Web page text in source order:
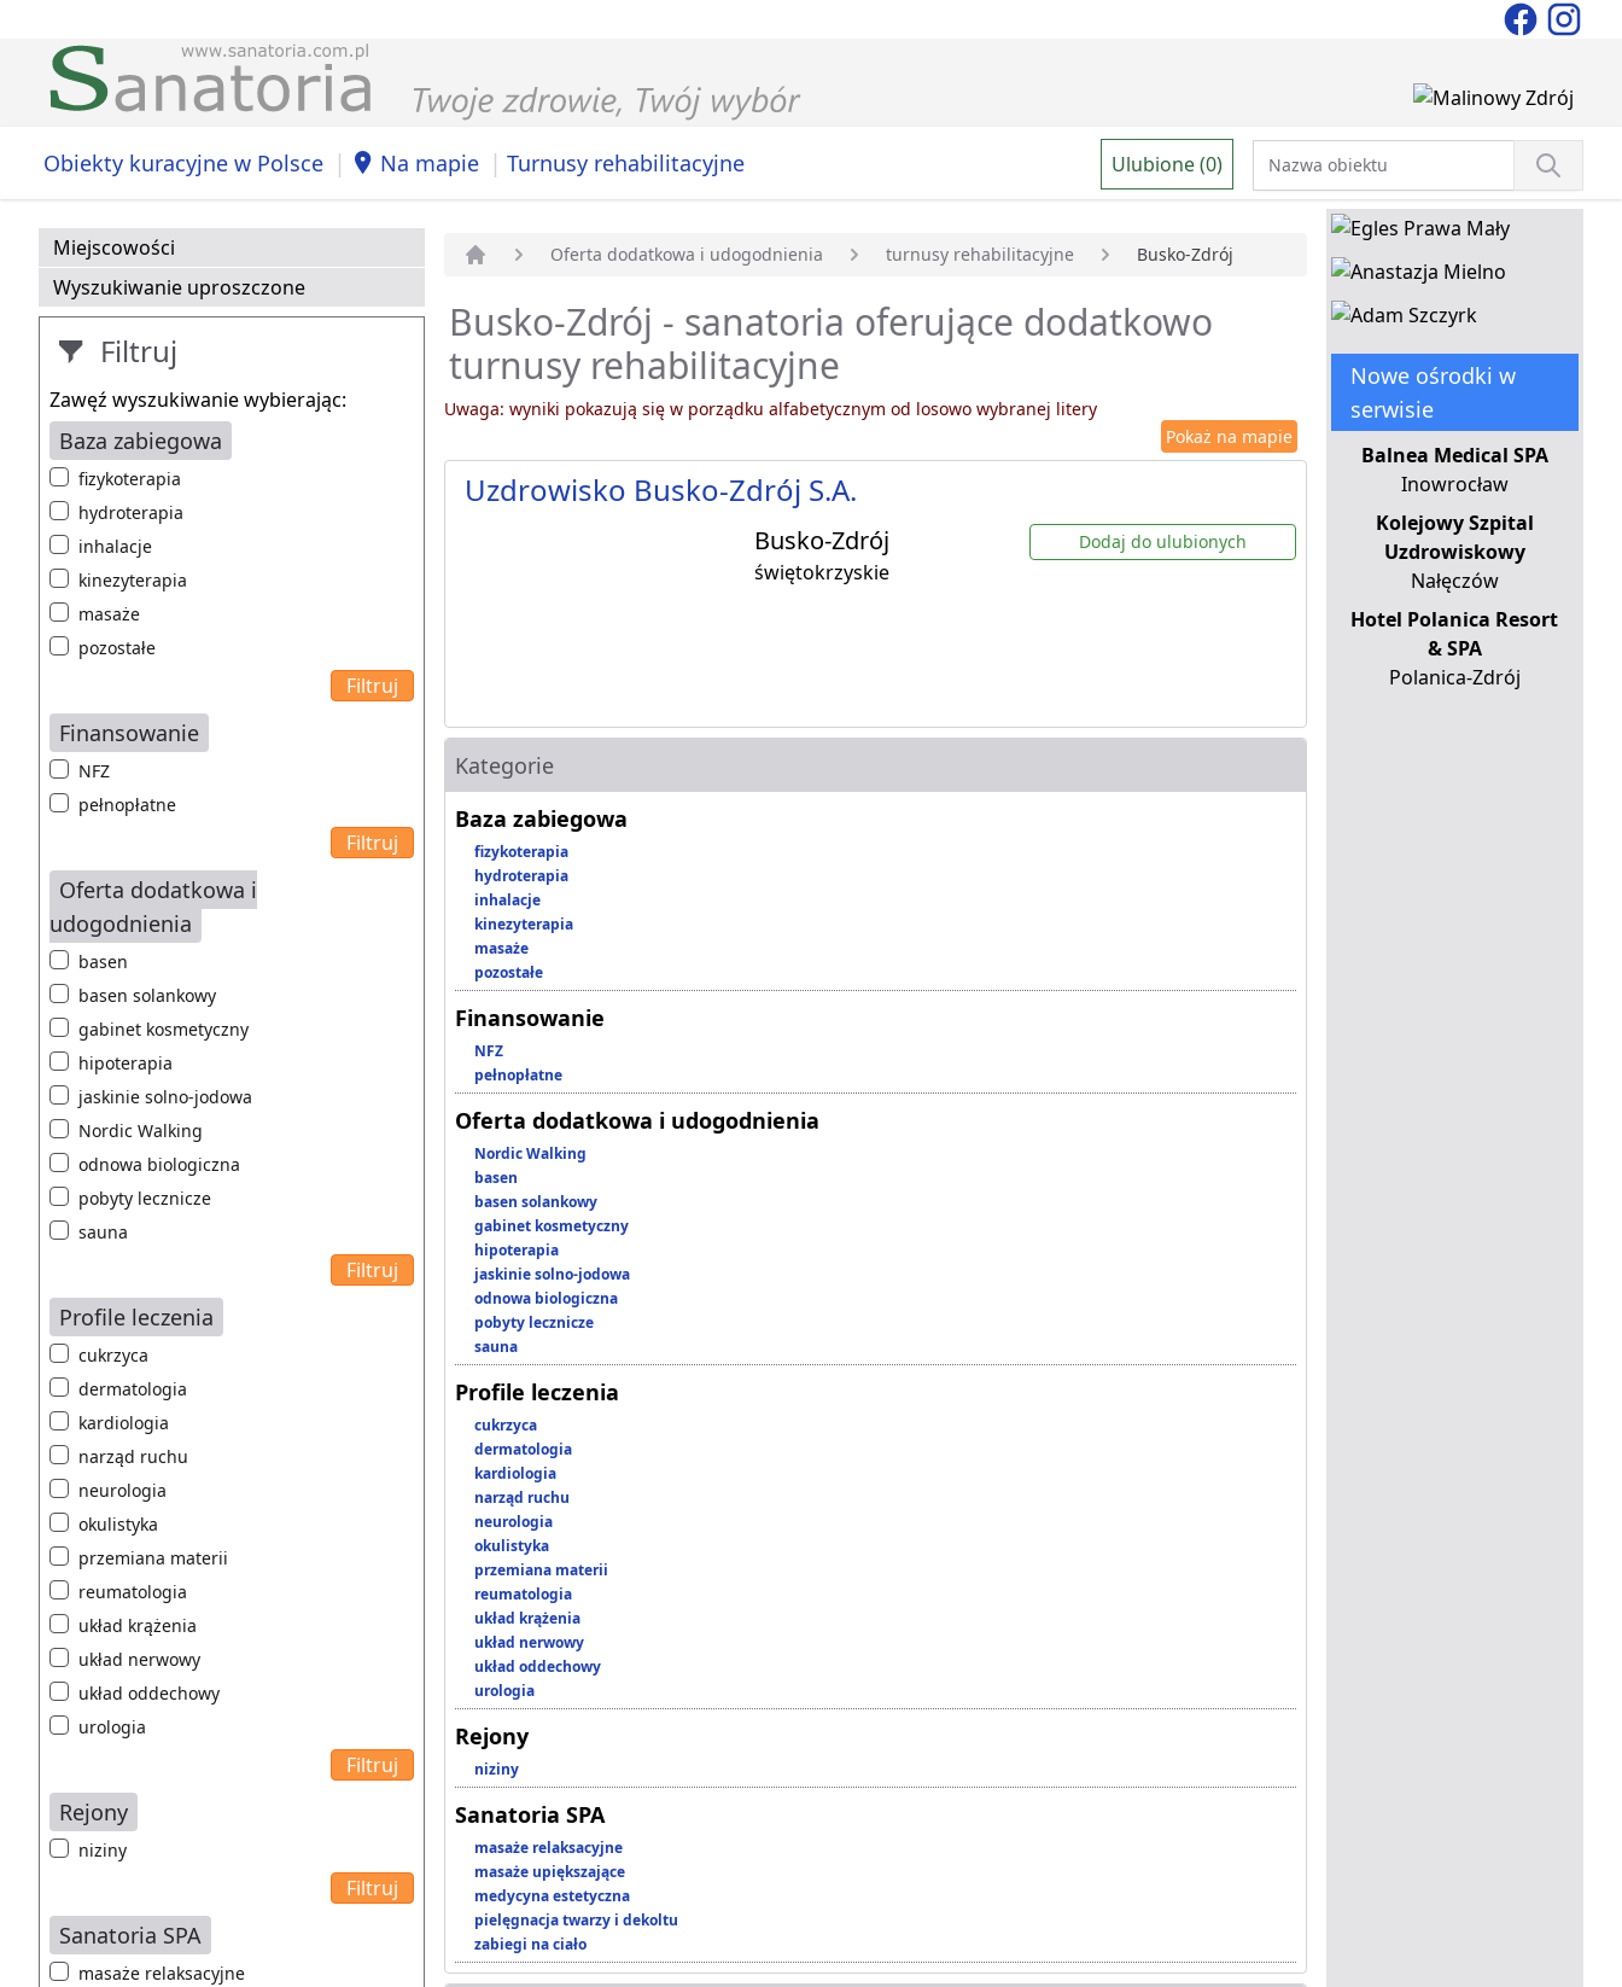
Obiekty kuracyjne w Polsce | Na mapie | Turnusy rehabilitacyjne Ulubione (0)
Miejscowości
Wyszukiwanie uproszczone
Filtruj
Zawęź wyszukiwanie wybierając:
Baza zabiegowa
fizykoterapia
hydroterapia
inhalacje
kinezyterapia
masaże
pozostałe
Finansowanie
NFZ
pełnopłatne
Oferta dodatkowa i
udogodnienia
basen
basen solankowy
gabinet kosmetyczny
hipoterapia
jaskinie solno-jodowa
Nordic Walking
odnowa biologiczna
pobyty lecznicze
sauna
Profile leczenia
cukrzyca
dermatologia
kardiologia
narząd ruchu
neurologia
okulistyka
przemiana materii
reumatologia
układ krążenia
układ nerwowy
układ oddechowy
urologia
Rejony
niziny
Sanatoria SPA
masaże relaksacyjne
Oferta dodatkowa i udogodnienia turnusy rehabilitacyjne Busko-Zdrój
Busko-Zdrój - sanatoria oferujące dodatkowo
turnusy rehabilitacyjne
Uwaga: wyniki pokazują się w porządku alfabetycznym od losowo wybranej litery
Pokaż na mapie
Uzdrowisko Busko-Zdrój S.A.
Busko-Zdrój
świętokrzyskie
Dodaj do ulubionych
Kategorie
Baza zabiegowa
fizykoterapia
hydroterapia
inhalacje
kinezyterapia
masaże
pozostałe
Finansowanie
NFZ
pełnopłatne
Oferta dodatkowa i udogodnienia
Nordic Walking
basen
basen solankowy
gabinet kosmetyczny
hipoterapia
jaskinie solno-jodowa
odnowa biologiczna
pobyty lecznicze
sauna
Profile leczenia
cukrzyca
dermatologia
kardiologia
narząd ruchu
neurologia
okulistyka
przemiana materii
reumatologia
układ krążenia
układ nerwowy
układ oddechowy
urologia
Rejony
niziny
Sanatoria SPA
masaże relaksacyjne
masaże upiększające
medycyna estetyczna
pielęgnacja twarzy i dekoltu
zabiegi na ciało
Nowe ośrodki w
serwisie
Balnea Medical SPA
Inowrocław
Kolejowy Szpital
Uzdrowiskowy
Nałęczów
Hotel Polanica Resort
& SPA
Polanica-Zdrój